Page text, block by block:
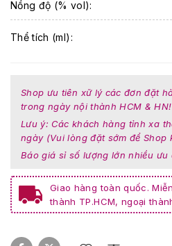
Nồng độ (% vol):
Thể tích (ml):
Shop ưu tiên xữ lý các đơn đặt
trong ngày nội thành HCM & HN!
Lưu ý: Các khách hàng tỉnh xa
ngày (Vui lòng đặt sớm để Shop
Báo giá sỉ số lượng lớn nhiều ưu
Giao hàng toàn quốc.
thành TP.HCM, ngoại